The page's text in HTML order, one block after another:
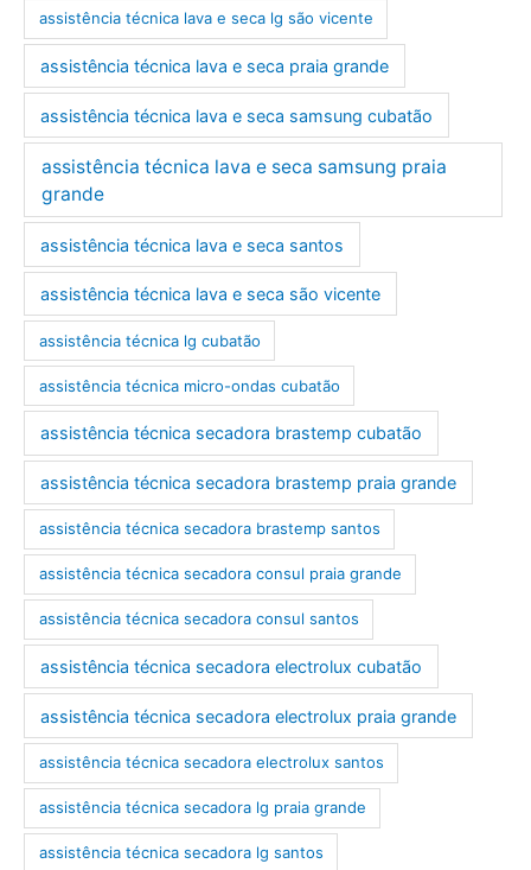
assistência técnica lava e seca lg são vicente
assistência técnica lava e seca praia grande
assistência técnica lava e seca samsung cubatão
assistência técnica lava e seca samsung praia
grande
assistência técnica lava e seca santos
assistência técnica lava e seca são vicente
assistência técnica lg cubatão
assistência técnica micro-ondas cubatão
assistência técnica secadora brastemp cubatão
assistência técnica secadora brastemp praia grande
assistência técnica secadora brastemp santos
assistência técnica secadora consul praia grande
assistência técnica secadora consul santos
assistência técnica secadora electrolux cubatão
assistência técnica secadora electrolux praia grande
assistência técnica secadora electrolux santos
assistência técnica secadora lg praia grande
assistência técnica secadora lg santos